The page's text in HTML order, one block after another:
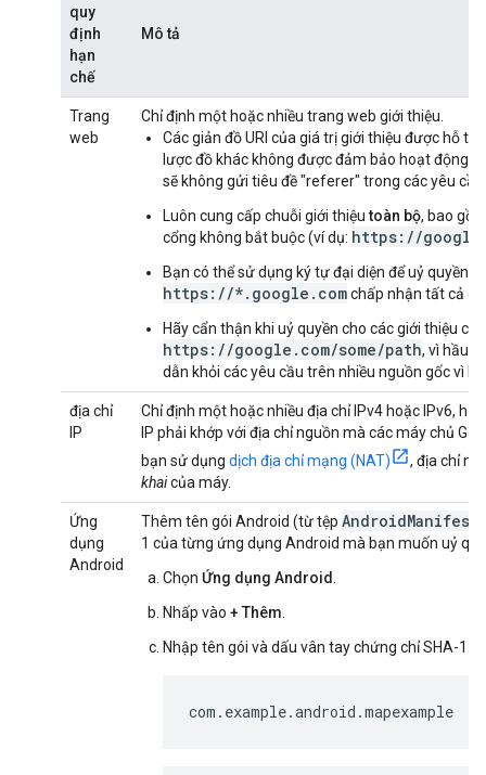
quy
định
hạn
chế
Mô tả
Trang
web
Chỉ định một hoặc nhiều trang web giới thiệu.
Các giản đồ URI của giá trị giới thiệu được hỗ
lược đồ khác không được đảm bảo hoạt động
sẽ không gửi tiêu đề "referer" trong các yêu
Luôn cung cấp chuỗi giới thiệutoàn bộ, bao
cổng không bắt buộc (ví dụ: https://
Bạn có thể sử dụng ký tự đại diện để uỷ quyền
https://*.google.comchấp nhận tất cả
Hãy cẩn thận khi uỷ quyền cho các giới thiệu có
https://google.com/some/path, vì hầu
dẫn khỏi các yêu cầu trên nhiều nguồn gốc vì lý
địa chỉ
IP
Chỉ định một hoặc nhiều địa chỉ IPv4 hoặc IPv6,
IP phải khớp với địa chỉ nguồn mà các máy chủ
bạn sử dụng dịch địa chỉ mạng (NAT)
, địa chỉ
khaicủa máy.
Ứng
dụng
Android
Thêm tên gói Android (từ tệp
1 của từng ứng dụng Android mà bạn muốn uỷ
Chọn Ứng dụng Android
Nhấp vào + Thêm
Nhập tên gói và dấu vân tay chứng chỉ SHA-1.
com.example.android.mapexample